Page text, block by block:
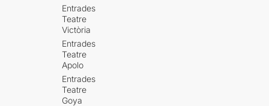
Entrades
Teatre
Victòria
Entrades
Teatre
Apolo
Entrades
Teatre
Goya